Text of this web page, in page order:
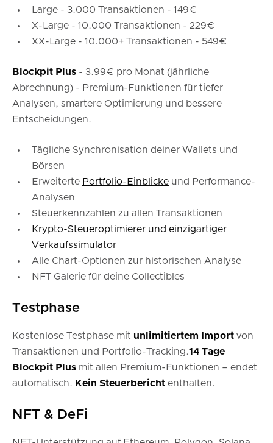
Large - 3.000 Transaktionen - 149€
X-Large - 10.000 Transaktionen - 229€
XX-Large - 10.000+ Transaktionen - 549€
Blockpit Plus - 3.99€ pro Monat (jährliche
Abrechnung) - Premium-Funktionen für tiefer
Analysen, smartere Optimierung und bessere
Entscheidungen.
Tägliche Synchronisation deiner Wallets und
Börsen
Erweiterte Portfolio-Einblicke und Performance-
Analysen
Steuerkennzahlen zu allen Transaktionen
Krypto-Steueroptimierer und einzigartiger
Verkaufssimulator
Alle Chart-Optionen zur historischen Analyse
NFT Galerie für deine Collectibles
Testphase
Kostenlose Testphase mit unlimitiertem Import von
Transaktionen und Portfolio-Tracking.14 Tage
Blockpit Plus mit allen Premium-Funktionen – endet
automatisch. Kein Steuerbericht enthalten.
NFT & DeFi